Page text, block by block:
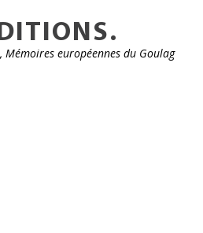
Mémoires européennes du Goulag